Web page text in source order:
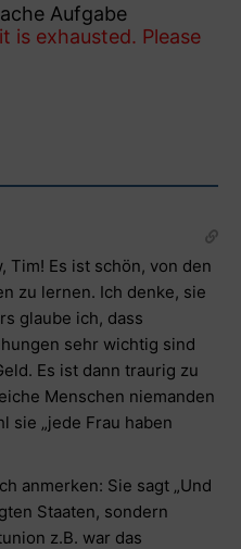
Aufgabe
is exhausted. Please
Tim! Es ist schön, von den
zu lernen. Ich denke, sie
glaube ich, dass
sehr wichtig sind
Es ist dann traurig zu
Menschen niemanden
sie „jede Frau haben
anmerken: Sie sagt „Und
Staaten, sondern
z.B. war das